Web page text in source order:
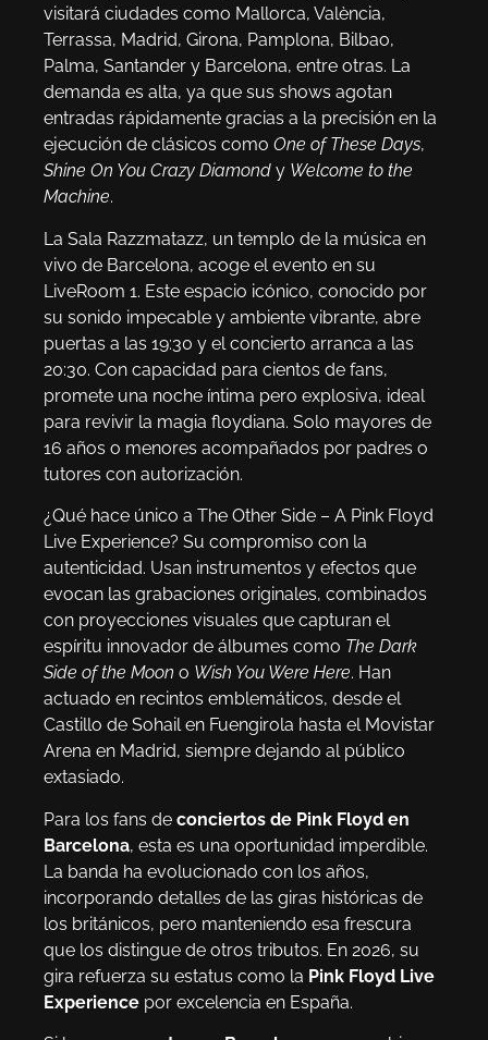
visitará ciudades como Mallorca, València,
Terrassa, Madrid, Girona, Pamplona, Bilbao,
Palma, Santander y Barcelona, entre otras. La
demanda es alta, ya que sus shows agotan
entradas rápidamente gracias a la precisión en la
ejecución de clásicos como One of These Days,
Shine On You Crazy Diamond y Welcome to the
Machine.
La Sala Razzmatazz, un templo de la música en
vivo de Barcelona, acoge el evento en su
LiveRoom 1. Este espacio icónico, conocido por
su sonido impecable y ambiente vibrante, abre
puertas a las 19:30 y el concierto arranca a las
20:30. Con capacidad para cientos de fans,
promete una noche íntima pero explosiva, ideal
para revivir la magia floydiana. Solo mayores de
16 años o menores acompañados por padres o
tutores con autorización.
¿Qué hace único a The Other Side – A Pink Floyd
Live Experience? Su compromiso con la
autenticidad. Usan instrumentos y efectos que
evocan las grabaciones originales, combinados
con proyecciones visuales que capturan el
espíritu innovador de álbumes como The Dark
Side of the Moon o Wish You Were Here. Han
actuado en recintos emblemáticos, desde el
Castillo de Sohail en Fuengirola hasta el Movistar
Arena en Madrid, siempre dejando al público
extasiado.
Para los fans de conciertos de Pink Floyd en
Barcelona, esta es una oportunidad imperdible.
La banda ha evolucionado con los años,
incorporando detalles de las giras históricas de
los británicos, pero manteniendo esa frescura
que los distingue de otros tributos. En 2026, su
gira refuerza su estatus como la Pink Floyd Live
Experience por excelencia en España.